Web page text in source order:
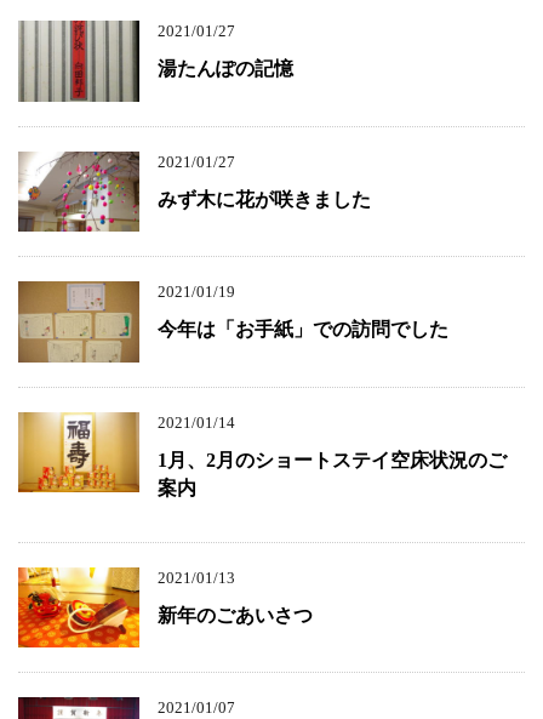
2021/01/27
湯たんぽの記憶
2021/01/27
みず木に花が咲きました
2021/01/19
今年は「お手紙」での訪問でした
2021/01/14
1月、2月のショートステイ空床状況のご
案内
2021/01/13
新年のごあいさつ
2021/01/07